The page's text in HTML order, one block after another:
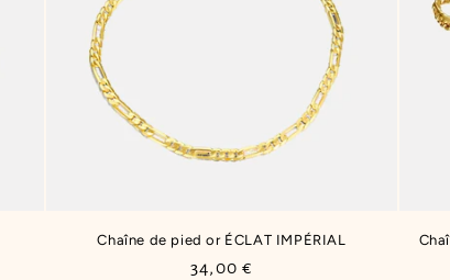
Chaîne de pied or ÉCLAT IMPÉRIAL
Prix
34,00 €